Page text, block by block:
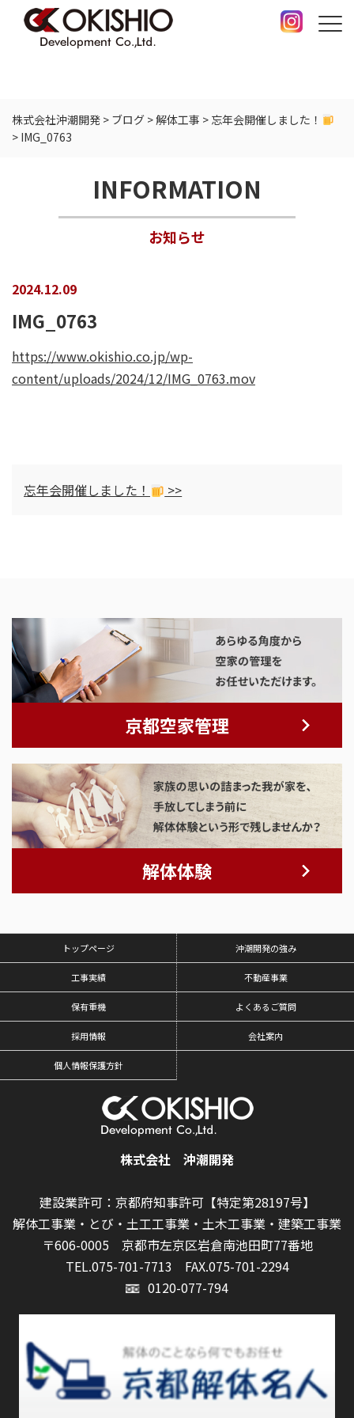
株式会社沖潮開発 > ブログ >解体工事 > 忘年会開催しました！
> IMG_0763
INFORMATION
お知らせ
2024.12.09
IMG_0763
https://www.okishio.co.jp/wp-
content/uploads/2024/12/IMG_0763.mov
忘年会開催しました！ >>
京都空家管理
解体体験
トップページ 沖潮開発の強み
工事実績 不動産事業
保有重機 よくあるご質問
採用情報 会社案内
個人情報保護方針
株式会社 沖潮開発
建設業許可：京都府知事許可【特定第28197号】
解体工事業・とび・土工工事業・土木工事業・建築工事業
〒606-0005 京都市左京区岩倉南池田町77番地
TEL.075-701-7713 FAX.075-701-2294
0120-077-794